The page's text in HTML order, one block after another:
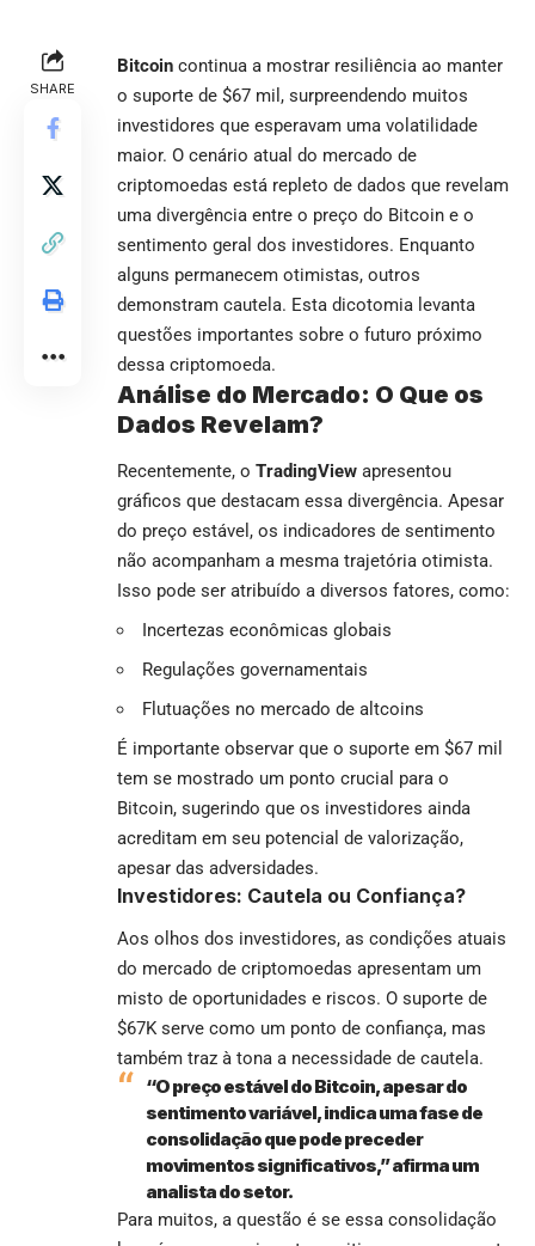
SHARE
Bitcoin continua a mostrar resiliência ao manter
o suporte de $67 mil, surpreendendo muitos
investidores que esperavam uma volatilidade
maior. O cenário atual do mercado de
criptomoedas está repleto de dados que revelam
uma divergência entre o preço do Bitcoin e o
sentimento geral dos investidores. Enquanto
alguns permanecem otimistas, outros
demonstram cautela. Esta dicotomia levanta
questões importantes sobre o futuro próximo
dessa criptomoeda.
Análise do Mercado: O Que os
Dados Revelam?
Recentemente, o TradingView apresentou
gráficos que destacam essa divergência. Apesar
do preço estável, os indicadores de sentimento
não acompanham a mesma trajetória otimista.
Isso pode ser atribuído a diversos fatores, como:
Incertezas econômicas globais
Regulações governamentais
Flutuações no mercado de altcoins
É importante observar que o suporte em $67 mil
tem se mostrado um ponto crucial para o
Bitcoin, sugerindo que os investidores ainda
acreditam em seu potencial de valorização,
apesar das adversidades.
Investidores: Cautela ou Confiança?
Aos olhos dos investidores, as condições atuais
do mercado de criptomoedas apresentam um
misto de oportunidades e riscos. O suporte de
$67K serve como um ponto de confiança, mas
também traz à tona a necessidade de cautela.
“O preço estável do Bitcoin, apesar do
sentimento variável, indica uma fase de
consolidação que pode preceder
movimentos significativos,” afirma um
analista do setor.
Para muitos, a questão é se essa consolidação